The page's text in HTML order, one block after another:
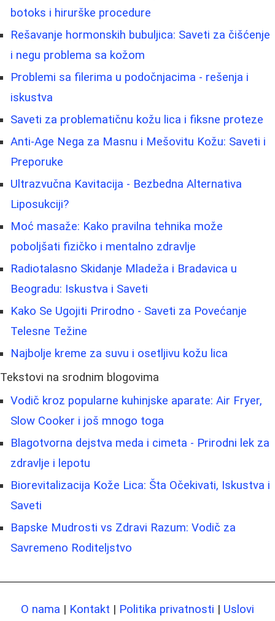
botoks i hirurške procedure
Rešavanje hormonskih bubuljica: Saveti za čišćenje
i negu problema sa kožom
Problemi sa filerima u podočnjacima - rešenja i
iskustva
Saveti za problematičnu kožu lica i fiksne proteze
Anti-Age Nega za Masnu i Mešovitu Kožu: Saveti i
Preporuke
Ultrazvučna Kavitacija - Bezbedna Alternativa
Liposukciji?
Moć masaže: Kako pravilna tehnika može
poboljšati fizičko i mentalno zdravlje
Radiotalasno Skidanje Mladeža i Bradavica u
Beogradu: Iskustva i Saveti
Kako Se Ugojiti Prirodno - Saveti za Povećanje
Telesne Težine
Najbolje kreme za suvu i osetljivu kožu lica
Tekstovi na srodnim blogovima
Vodič kroz popularne kuhinjske aparate: Air Fryer,
Slow Cooker i još mnogo toga
Blagotvorna dejstva meda i cimeta - Prirodni lek za
zdravlje i lepotu
Biorevitalizacija Kože Lica: Šta Očekivati, Iskustva i
Saveti
Bapske Mudrosti vs Zdravi Razum: Vodič za
Savremeno Roditeljstvo
O nama | Kontakt | Politika privatnosti | Uslovi